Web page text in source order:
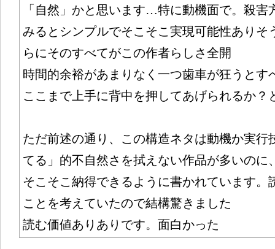
「自然」かと思います…特に動機面で。殺害
みるとシンプルでそこそこ実現可能性ありそ
らにそのすべてがこの作者らしさ全開
時間的余裕があまりなく一つ歯車が狂うとす
ここまで上手に背中を押してあげられるか？
ただ前述の通り、この構造ネタは動機か実行
てる」的不自然さを拭えない作品が多いのに
そこそこ納得できるように書かれています。
ことを考えていたので結構驚きました
読む価値ありありです。面白かった